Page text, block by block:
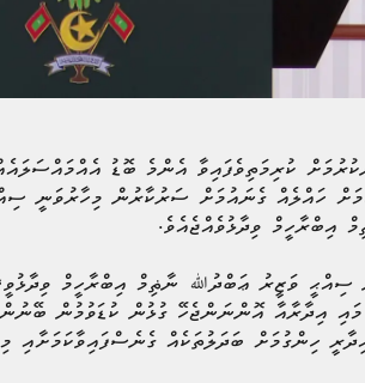
ކުރިމަތިވެފައިވާ އެންމެ ބޮޑު
ހައްލެއް ގެނައުމަށް ސަރުކާރުން މިހާރުވަނީ
އިބްރާހީމް ވިދާޅުވެއްޖެއެވެ.
ސިއްޙީ ވަޒީރު ޢަބްދުﷲ ނާޡިމް އިބްރާހީމް
މައި އިދާރާއާ އޮންނަންޖެހޭ ގުޅުން ކުޑަވުމުން
ހިންގުމަށް ބަދަލުތަކެއް ގެނެސްފައިވާކަމަށާއި